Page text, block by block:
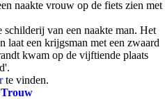
naakte vrouw op de fiets zien met
schilderij van een naakte man. Het
laat een krijgsman met een zwaard
kwam op de vijftiende plaats
te vinden.
Trouw